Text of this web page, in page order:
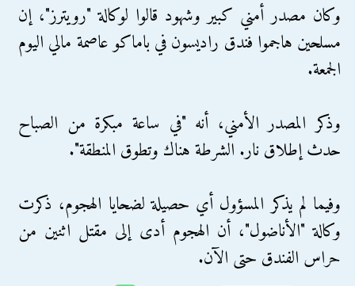
وكان مصدر أمني كبير وشهود قالوا لوكالة "رويترز"، إن
مسلحين هاجموا فندق راديسون في باماكو عاصمة مالي اليوم
الجمعة.
وذكر المصدر الأمني، أنه "في ساعة مبكرة من الصباح
حدث إطلاق نار. الشرطة هناك وتطوق المنطقة".
وفيما لم يذكر المسؤول أي حصيلة لضحايا الهجوم، ذكرت
وكالة "الأناضول"، أن الهجوم أدى إلى مقتل اثنين من
حراس الفندق حتى الآن.